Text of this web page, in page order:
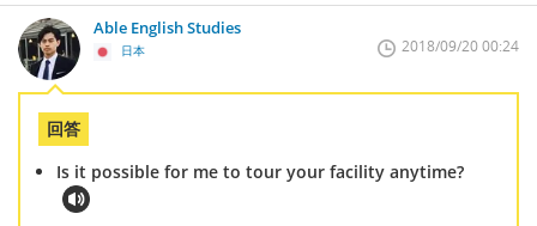
Able English Studies
日本 2018/09/20 00:24
回答
Is it possible for me to tour your facility anytime?